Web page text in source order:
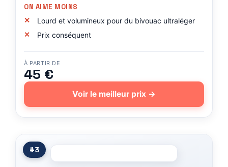
ON AIME MOINS
Lourd et volumineux pour du bivouac ultraléger
Prix conséquent
À PARTIR DE
45 €
Voir le meilleur prix →
#3